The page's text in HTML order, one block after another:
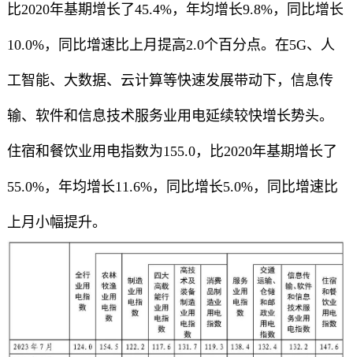
比2020年基期增长了45.4%，年均增长9.8%，同比增长
10.0%，同比增速比上月提高2.0个百分点。在5G、人
工智能、大数据、云计算等快速发展带动下，信息传
输、软件和信息技术服务业用电延续较快增长势头。
住宿和餐饮业用电指数为155.0，比2020年基期增长了
55.0%，年均增长11.6%，同比增长5.0%，同比增速比
上月小幅提升。